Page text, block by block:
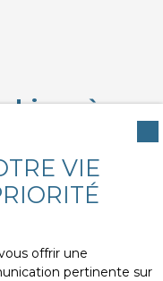
biens à
VIE
offrir une
pertinente sur